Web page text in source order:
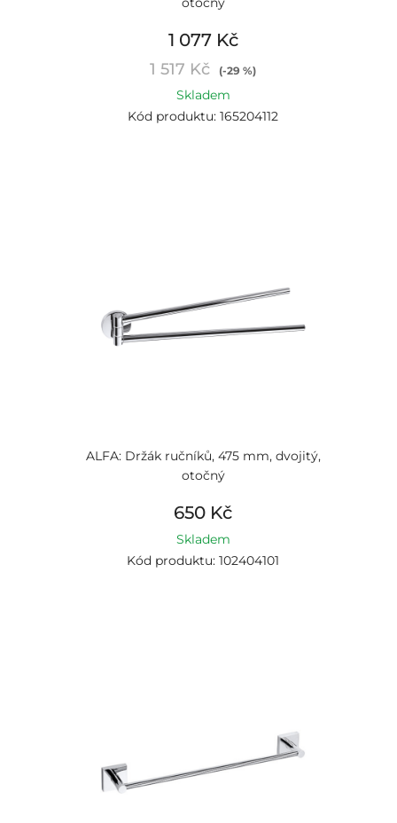
1 077 Kč
1 517 Kč (-29 %)
Skladem
Kód produktu: 165204112
ALFA: Držák ručníků, 475 mm, dvojitý,
otočný
650 Kč
Skladem
Kód produktu: 102404101